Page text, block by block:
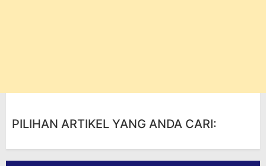
PILIHAN ARTIKEL YANG ANDA CARI: